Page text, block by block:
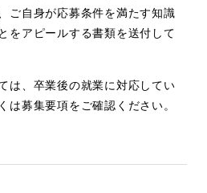
ご自身が応募条件を満たす知識
をアピールする書類を送付して
は、卒業後の就業に対応してい
は募集要項をご確認ください。